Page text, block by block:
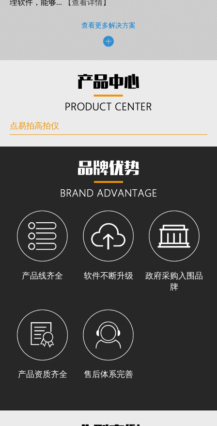
理软件，能够...【查看详情】
查看更多解决方案
点易拍高拍仪
产品线齐全 软件不断升级
政府采购入围品
牌
产品资质齐全 售后体系完善